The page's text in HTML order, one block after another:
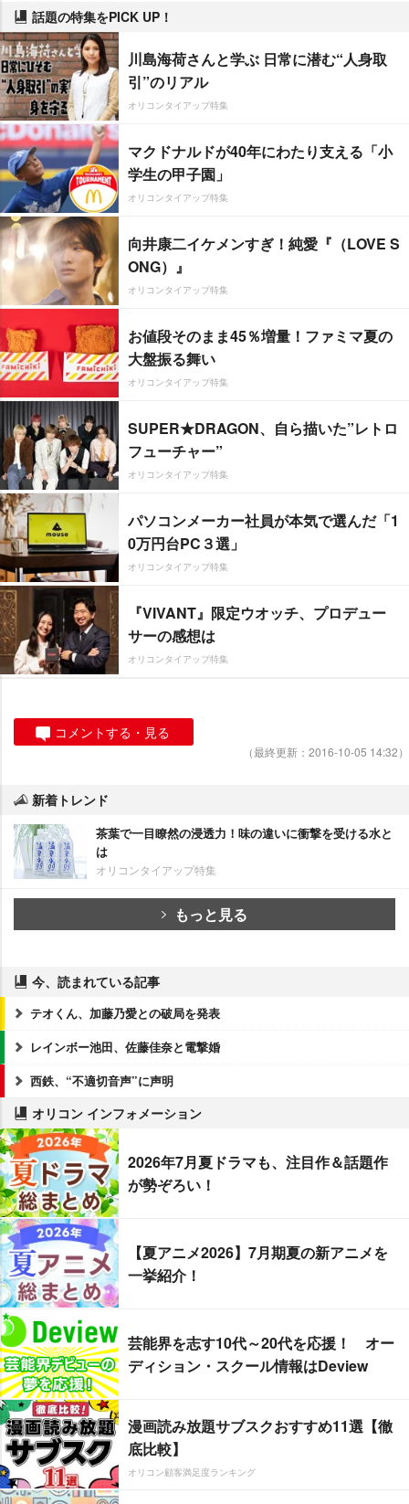
話題の特集をPICK UP！
川島海荷さんと学ぶ 日常に潜む“人身取
引”のリアル
オリコンタイアップ特集
マクドナルドが40年にわたり支える「小
学生の甲子園」
オリコンタイアップ特集
向井康二イケメンすぎ！純愛『（LOVE S
ONG）』
オリコンタイアップ特集
お値段そのまま45％増量！ファミマ夏の
大盤振る舞い
オリコンタイアップ特集
SUPER★DRAGON、自ら描いた”レトロ
フューチャー”
オリコンタイアップ特集
パソコンメーカー社員が本気で選んだ「1
0万円台PC３選」
オリコンタイアップ特集
『VIVANT』限定ウオッチ、プロデュー
サーの感想は
オリコンタイアップ特集
コメントする・見る
（最終更新：2016-10-05 14:32）
新着トレンド
茶葉で一目瞭然の浸透力！味の違いに衝撃を受ける水と
は
オリコンタイアップ特集
もっと見る
今、読まれている記事
テオくん、加藤乃愛との破局を発表
レインボー池田、佐藤佳奈と電撃婚
西鉄、“不適切音声”に声明
オリコン インフォメーション
2026年7月夏ドラマも、注目作＆話題作
が勢ぞろい！
【夏アニメ2026】7月期夏の新アニメを
一挙紹介！
芸能界を志す10代～20代を応援！ オー
ディション・スクール情報はDeview
漫画読み放題サブスクおすすめ11選【徹
底比較】
オリコン顧客満足度ランキング